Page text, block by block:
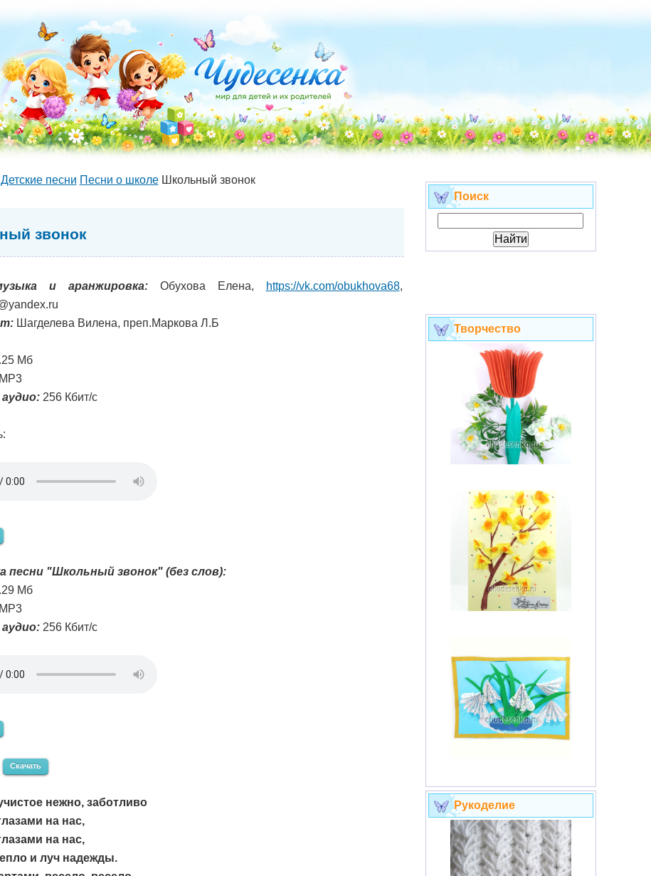
Детские песни Песни о школеШкольный звонок
звонок
и аранжировка: Обухова Елена, https://vk.com/obukhova68,
Шагделева Вилена, преп.Маркова Л.Б
Мб
256 Кбит/с
песни "Школьный звонок" (без слов):
Мб
256 Кбит/с
Скачать
нежно, заботливо
на нас,
на нас,
и луч надежды.
Поиск
Творчество
Рукоделие